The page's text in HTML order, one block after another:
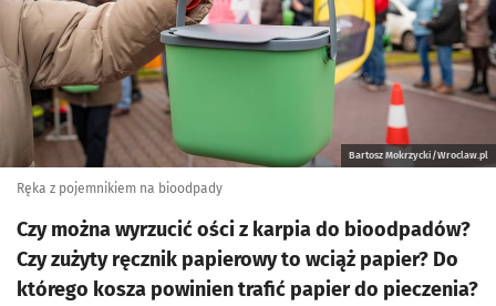
Bartosz Mokrzycki/Wroclaw.pl
Ręka z pojemnikiem na bioodpady
Czy można wyrzucić ości z karpia do bioodpadów?
Czy zużyty ręcznik papierowy to wciąż papier? Do
którego kosza powinien trafić papier do pieczenia?